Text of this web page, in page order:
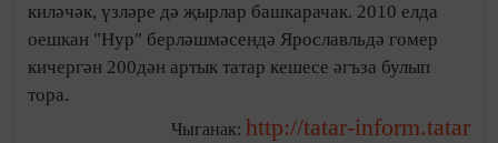
киләчәк, үзләре дә җырлар башкарачак. 2010 елда
оешкан "Нур" берләшмәсендә Ярославльдә гомер
кичергән 200дән артык татар кешесе әгъза булып
тора.
Чыганак: http://tatar-inform.tatar